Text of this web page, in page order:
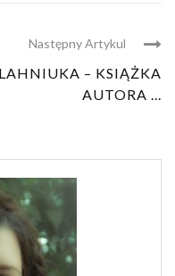
Następny Artykul
– KSIĄŻKA
AUTORA ...